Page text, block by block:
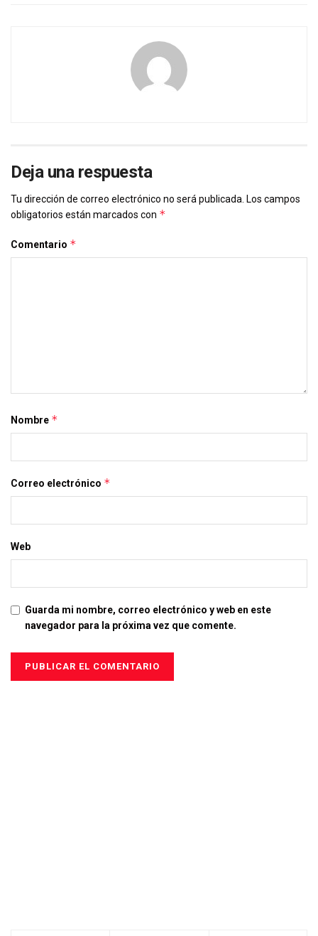
Deja una respuesta
Tu dirección de correo electrónico no será publicada. Los campos
obligatorios están marcados con *
Comentario *
Nombre *
Correo electrónico *
Web
Guarda mi nombre, correo electrónico y web en este
navegador para la próxima vez que comente.